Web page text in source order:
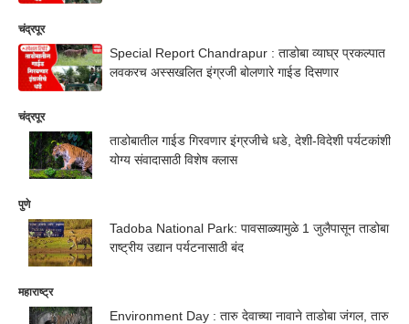
चंद्रपूर
Special Report Chandrapur : ताडोबा व्याघ्र प्रकल्पात
लवकरच अस्सखलित इंग्रजी बोलणारे गाईड दिसणार
चंद्रपूर
ताडोबातील गाईड गिरवणार इंग्रजीचे धडे, देशी-विदेशी पर्यटकांशी
योग्य संवादासाठी विशेष क्लास
पुणे
Tadoba National Park: पावसाळ्यामुळे 1 जुलैपासून ताडोबा
राष्ट्रीय उद्यान पर्यटनासाठी बंद
महाराष्ट्र
Environment Day : तारु देवाच्या नावाने ताडोबा जंगल, तारु